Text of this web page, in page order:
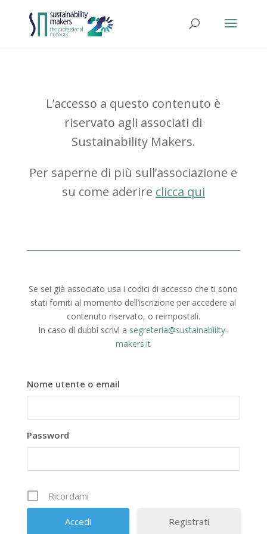
L’accesso a questo contenuto è
riservato agli associati di
Sustainability Makers.
Per saperne di più sull’associazione e
su come aderire clicca qui
Se sei già associato usa i codici di accesso che ti sono
stati forniti al momento dell’iscrizione per accedere al
contenuto riservato, o reimpostali.
In caso di dubbi scrivi a segreteria@sustainability-
makers.it
Nome utente o email
Password
Ricordami
Registrati